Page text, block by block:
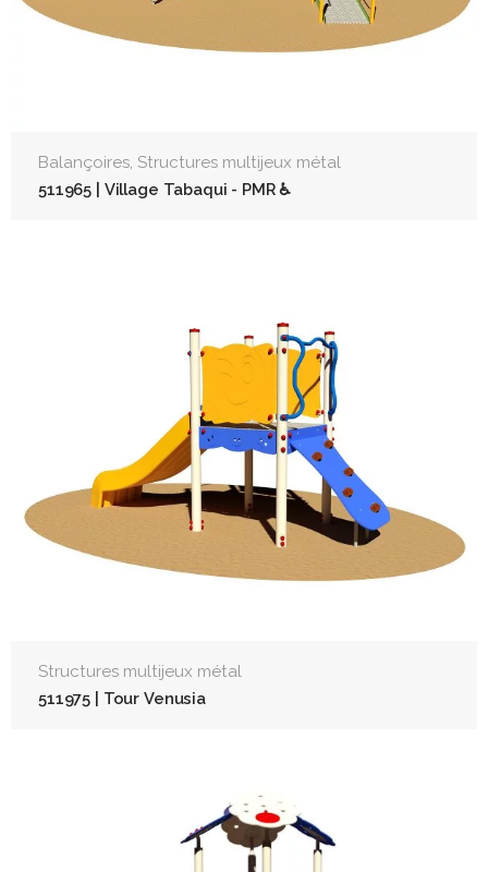
Balançoires Structures multijeux métal
511965 | Village Tabaqui - PMR ♿
Structures multijeux métal
511975 | Tour Venusia